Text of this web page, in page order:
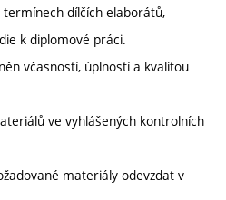
dílčích elaborátů,
k diplomové práci.
včasností, úplností a kvalitou
ve vyhlášených kontrolních
materiály odevzdat v